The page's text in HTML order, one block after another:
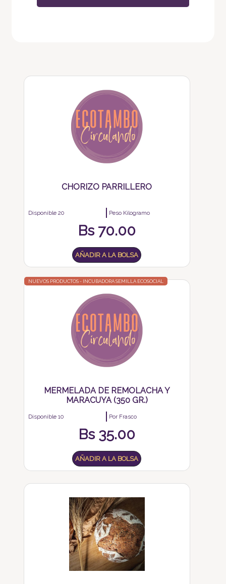
CHORIZO PARRILLERO
Disponible 20 Peso Kilogramo
Bs 70.00
AÑADIR A LA BOLSA
NUEVOS PRODUCTOS - INCUBADORA SEMILLA ECOSOCIAL
MERMELADA DE REMOLACHA Y
MARACUYA (350 GR.)
Disponible 10 Por Frasco
Bs 35.00
AÑADIR A LA BOLSA